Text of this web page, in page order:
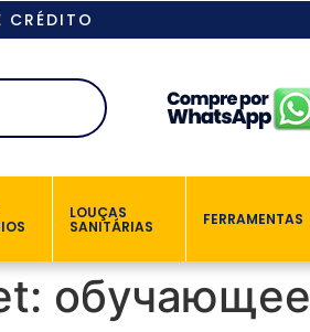
CRÉDITO
LOUÇAS
SANITÁRIAS FERRAMENTAS
обучающее